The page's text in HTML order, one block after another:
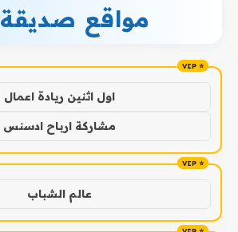
مواقع صديقة
اول اثنين ريادة اعمال
مشاركة ارباح ادسنس
عالم الشباب